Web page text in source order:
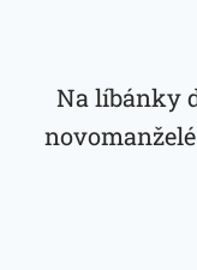
Na líbánky